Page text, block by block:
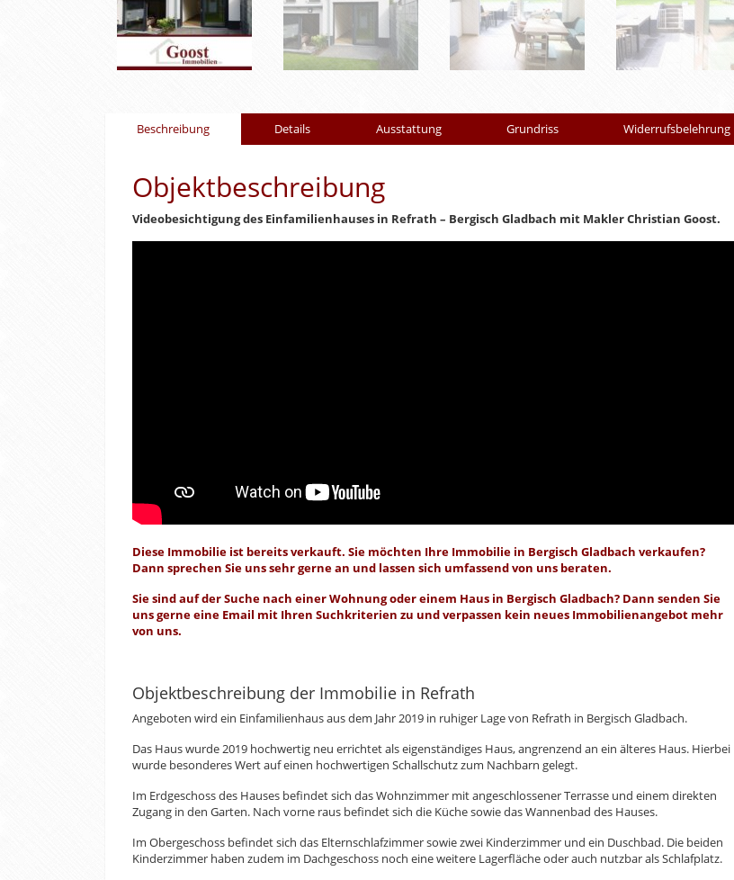
Beschreibung Details Ausstattung Grundriss Widerrufsbelehrung
Objektbeschreibung
Videobesichtigung des Einfamilienhauses in Refrath – Bergisch Gladbach mit Makler Christian Goost.
Diese Immobilie ist bereits verkauft. Sie möchten Ihre Immobilie in Bergisch Gladbach verkaufen?
Dann sprechen Sie uns sehr gerne an und lassen sich umfassend von uns beraten.
Sie sind auf der Suche nach einer Wohnung oder einem Haus in Bergisch Gladbach? Dann senden Sie
uns gerne eine Email mit Ihren Suchkriterien zu und verpassen kein neues Immobilienangebot mehr
von uns.
Objektbeschreibung der Immobilie in Refrath
Angeboten wird ein Einfamilienhaus aus dem Jahr 2019 in ruhiger Lage von Refrath in Bergisch Gladbach.
Das Haus wurde 2019 hochwertig neu errichtet als eigenständiges Haus, angrenzend an ein älteres Haus. Hierbei
wurde besonderes Wert auf einen hochwertigen Schallschutz zum Nachbarn gelegt.
Im Erdgeschoss des Hauses befindet sich das Wohnzimmer mit angeschlossener Terrasse und einem direkten
Zugang in den Garten. Nach vorne raus befindet sich die Küche sowie das Wannenbad des Hauses.
Im Obergeschoss befindet sich das Elternschlafzimmer sowie zwei Kinderzimmer und ein Duschbad. Die beiden
Kinderzimmer haben zudem im Dachgeschoss noch eine weitere Lagerfläche oder auch nutzbar als Schlafplatz.